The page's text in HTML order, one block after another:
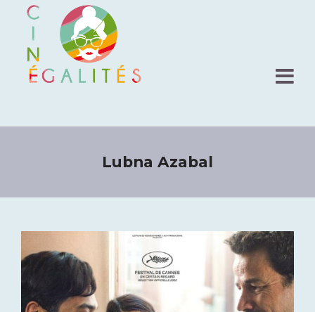
Lubna Azabal